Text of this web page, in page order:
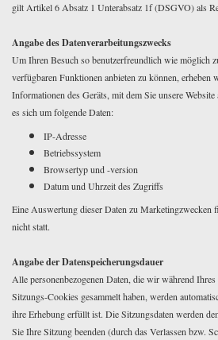
gilt Artikel 6 Absatz 1 Unterabsatz 1f (DSGVO) als
Angabe des Datenverarbeitungszwecks
Um Ihren Besuch so benutzerfreundlich wie möglich
verfügbaren Funktionen anbieten zu können, erheben
Informationen des Geräts, mit dem Sie unsere
es sich um folgende Daten:
IP-Adresse
Betriebssystem
Browsertyp und -version
Datum und Uhrzeit des Zugriffs
Eine Auswertung dieser Daten zu Marketingzwecken
nicht statt.
Angabe der Datenspeicherungsdauer
Alle personenbezogenen Daten, die wir während
Sitzungs-Cookies gesammelt haben, werden
ihre Erhebung erfüllt ist. Die Sitzungsdaten werden
Sie Ihre Sitzung beenden (durch das Verlassen bzw.